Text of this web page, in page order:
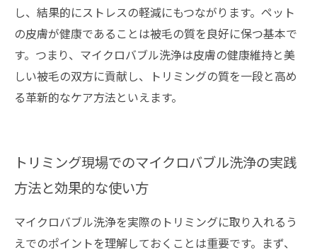
し、結果的にストレスの軽減にもつながります。ペット
の皮膚が健康であることは被毛の質を良好に保つ基本で
す。つまり、マイクロバブル洗浄は皮膚の健康維持と美
しい被毛の双方に貢献し、トリミングの質を一段と高め
る革新的なケア方法といえます。
トリミング現場でのマイクロバブル洗浄の実践
方法と効果的な使い方
マイクロバブル洗浄を実際のトリミングに取り入れるう
えでのポイントを理解しておくことは重要です。まず、